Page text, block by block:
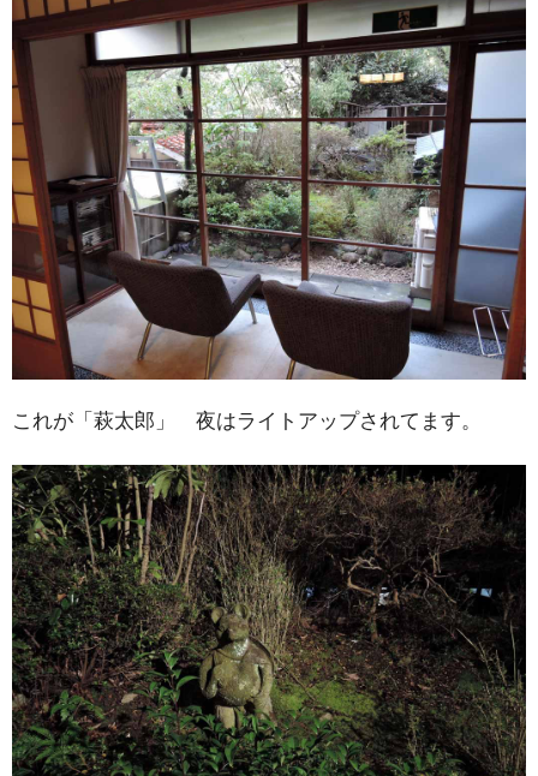
これが「萩太郎」 夜はライトアップされてます。